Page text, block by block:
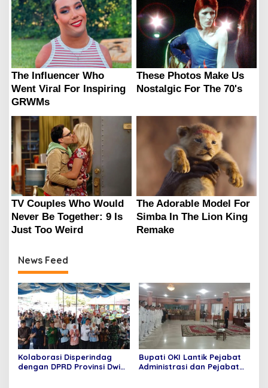
News Feed
Kolaborasi Disperindag
dengan DPRD Provinsi Dwi
Bupati OKI Lantik Pejabat
Administrasi dan Pejabat